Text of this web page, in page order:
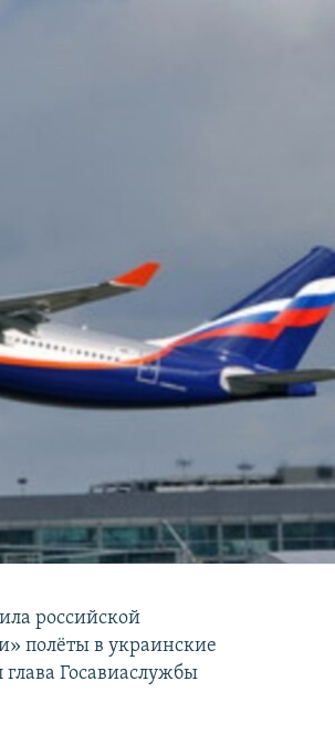
российской
полёты в украинские
Госавиаслужбы